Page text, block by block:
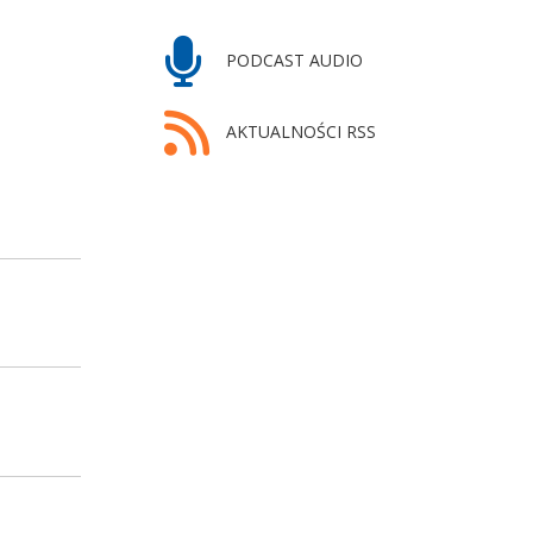
PODCAST AUDIO
AKTUALNOŚCI RSS